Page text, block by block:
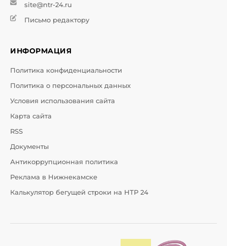
site@ntr-24.ru
Письмо редактору
ИНФОРМАЦИЯ
Политика конфиденциальности
Политика о персональных данных
Условия использования сайта
Карта сайта
RSS
Документы
Антикоррупционная политика
Реклама в Нижнекамске
Калькулятор бегущей строки на НТР 24